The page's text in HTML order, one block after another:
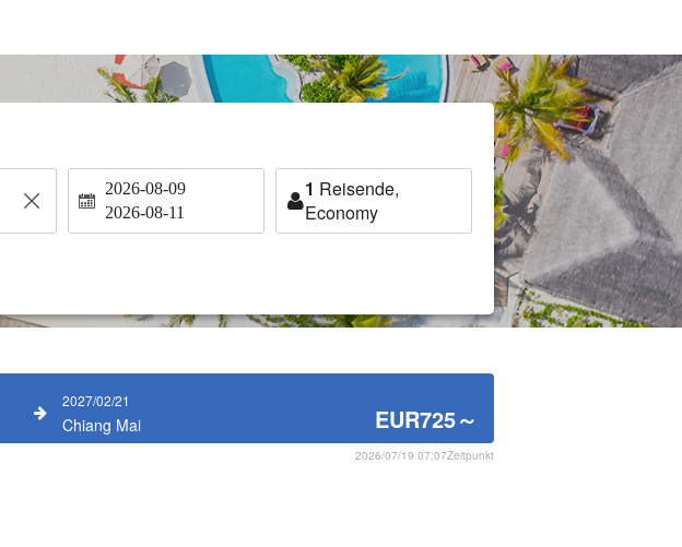
2026-08-09
2026-08-11
1 Reisende,
Economy
2027/02/21
Chiang Mai EUR725～
2026/07/19 07:07Zeitpunkt